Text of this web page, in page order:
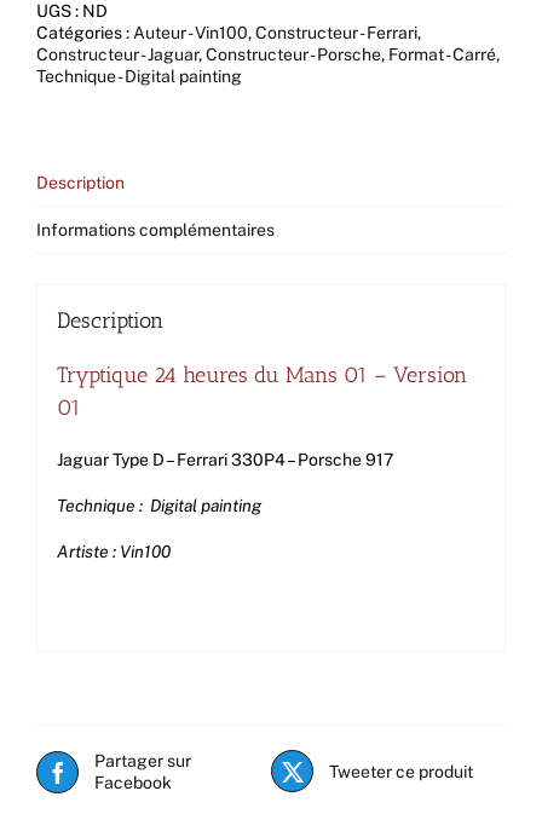
du
Mans
01
UGS : ND
Catégories :Auteur - Vin100,Constructeur - Ferrari,
Constructeur - Jaguar,Constructeur - Porsche, Format - Carré,
Technique - Digital painting
Description
Informations complémentaires
Description
Tryptique 24 heures du Mans 01 – Version
01
Jaguar Type D – Ferrari 330P4 – Porsche 917
Technique : Digital painting
Artiste : Vin100
Partager sur
Facebook
Tweeter ce produit